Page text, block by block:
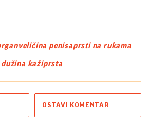
veličina penisaprsti na rukama
dužina kažiprsta
OSTAVI KOMENTAR